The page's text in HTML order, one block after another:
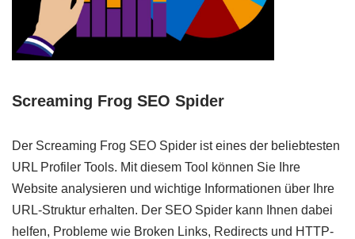
Screaming Frog SEO Spider
Der Screaming Frog SEO Spider ist eines der beliebtesten
URL Profiler Tools. Mit diesem Tool können Sie Ihre
Website analysieren und wichtige Informationen über Ihre
URL-Struktur erhalten. Der SEO Spider kann Ihnen dabei
helfen, Probleme wie Broken Links, Redirects und HTTP-